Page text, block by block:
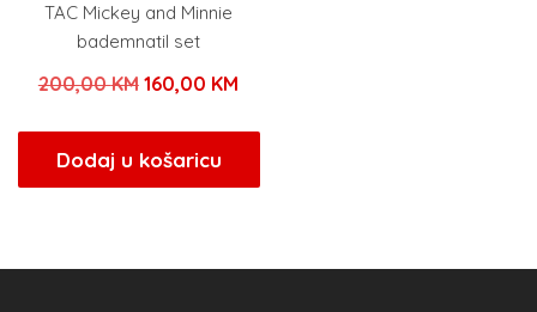
TAC Mickey and Minnie
bademnatil set
200,00KM Izvorna
bila
je:
160,00 KMTrenutna
160,00 KM.
Dodaj u košaricu